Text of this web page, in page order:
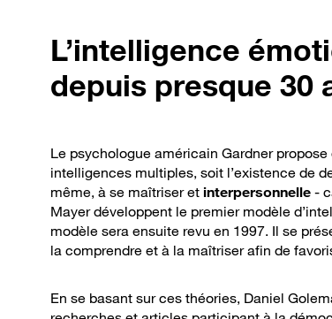
L’intelligence
depuis presque 30
Le psychologue américain Gardner
intelligences multiples, soit l’existence de
même, à se maîtriser et interpersonnelle -
Mayer développent le premier modèle
modèle sera ensuite revu en 1997. Il se
la comprendre et à la maîtriser afin de
En se basant sur ces théories, Daniel